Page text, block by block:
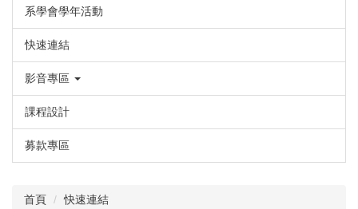
系學會學年活動
快速連結
影音專區
課程設計
募款專區
首頁 快速連結